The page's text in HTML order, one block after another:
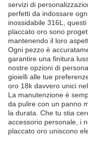
servizi di
perfetti da indossare
inossidabile 316L,
placcato oro sono
mantenendo il loro
Ogni pezzo è
garantire una finitura
nostre opzioni di
gioielli alle tue
oro 18k davvero unici
La manutenzione è
da pulire con un panno
la durata. Che tu stia
accessorio personale, i
placcato oro uniscono